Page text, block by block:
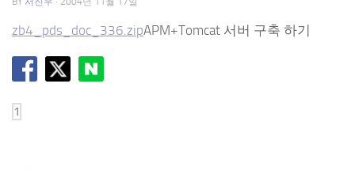
zb4_pds_doc_336.zipAPM+Tomcat 서버 구축 하기